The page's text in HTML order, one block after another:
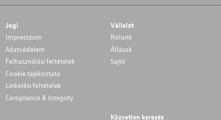
Jogi
Impresszum
Adatvédelem
Felhasználási feltételek
Cookie tájékoztato
Linkelési feltételek
Compliance & Integrity
Vállalat
Rólunk
Állások
Sajtó
Közvetlen keresés